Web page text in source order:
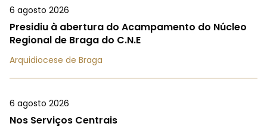
6 agosto 2026
Presidiu à abertura do Acampamento do Núcleo
Regional de Braga do C.N.E
Arquidiocese de Braga
6 agosto 2026
Nos Serviços Centrais